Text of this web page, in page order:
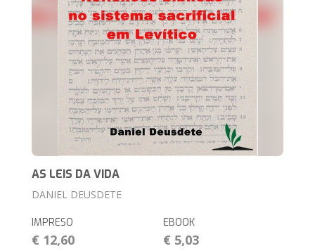
AS LEIS DA VIDA
DANIEL DEUSDETE
IMPRESO
€ 12,60
EBOOK
€ 5,03